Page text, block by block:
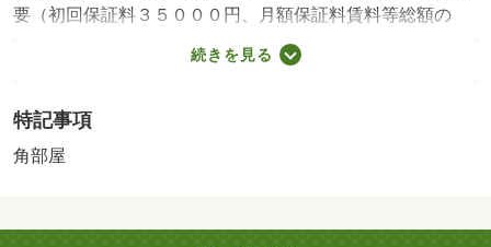
要（初回保証料３５０００円、月額保証料賃料等総額の
１％＋８００円／月）・維持費等：町会費４００円／月・
他交通手段：よろい橋停歩５分・☆お問い合わせは『アラ
見方法』などご不明な点がありましたらお気軽に問合せく
ださい！・駐輪場：有・仲介手数料：１．１ヶ月/ルームク
続きを見る
特記事項
角部屋